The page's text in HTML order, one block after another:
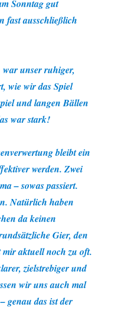
Sonntag gut
fast ausschließlich
unser ruhiger,
wie wir das Spiel
und langen Bällen
war stark!
bleibt ein
werden. Zwei
– sowas passiert.
Natürlich haben
da keinen
Gier, den
aktuell noch zu oft.
zielstrebiger und
wir uns auch mal
genau das ist der